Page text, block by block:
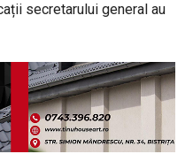
secretarului general au